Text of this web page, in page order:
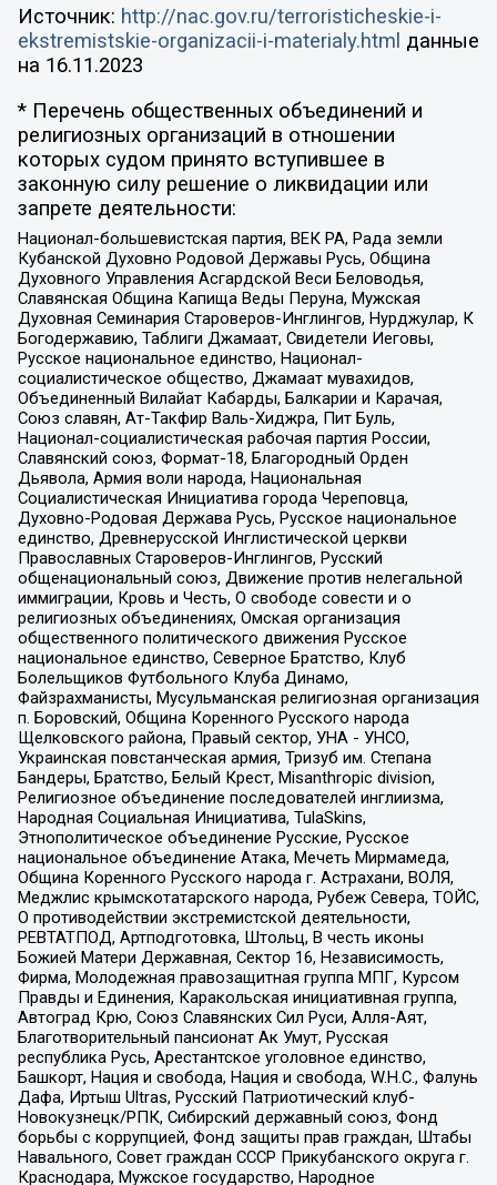
Источник: http://nac.gov.ru/terroristicheskie-i-
ekstremistskie-organizacii-i-materialy.html данные
на 16.11.2023
* Перечень общественных объединений и
религиозных организаций в отношении
которых судом принято вступившее в
законную силу решение о ликвидации или
запрете деятельности:
Национал-большевистская партия, ВЕК РА, Рада земли
Кубанской Духовно Родовой Державы Русь, Община
Духовного Управления Асгардской Веси Беловодья,
Славянская Община Капища Веды Перуна, Мужская
Духовная Семинария Староверов-Инглингов, Нурджулар, К
Богодержавию, Таблиги Джамаат, Свидетели Иеговы,
Русское национальное единство, Национал-
социалистическое общество, Джамаат мувахидов,
Объединенный Вилайат Кабарды, Балкарии и Карачая,
Союз славян, Ат-Такфир Валь-Хиджра, Пит Буль,
Национал-социалистическая рабочая партия России,
Славянский союз, Формат-18, Благородный Орден
Дьявола, Армия воли народа, Национальная
Социалистическая Инициатива города Череповца,
Духовно-Родовая Держава Русь, Русское национальное
единство, Древнерусской Инглистической церкви
Православных Староверов-Инглингов, Русский
общенациональный союз, Движение против нелегальной
иммиграции, Кровь и Честь, О свободе совести и о
религиозных объединениях, Омская организация
общественного политического движения Русское
национальное единство, Северное Братство, Клуб
Болельщиков Футбольного Клуба Динамо,
Файзрахманисты, Мусульманская религиозная организация
п. Боровский, Община Коренного Русского народа
Щелковского района, Правый сектор, УНА - УНСО,
Украинская повстанческая армия, Тризуб им. Степана
Бандеры, Братство, Белый Крест, Misanthropic division,
Религиозное объединение последователей инглиизма,
Народная Социальная Инициатива, TulaSkins,
Этнополитическое объединение Русские, Русское
национальное объединение Атака, Мечеть Мирмамеда,
Община Коренного Русского народа г. Астрахани, ВОЛЯ,
Меджлис крымскотатарского народа, Рубеж Севера, ТОЙС,
О противодействии экстремистской деятельности,
РЕВТАТПОД, Артподготовка, Штольц, В честь иконы
Божией Матери Державная, Сектор 16, Независимость,
Фирма, Молодежная правозащитная группа МПГ, Курсом
Правды и Единения, Каракольская инициативная группа,
Автоград Крю, Союз Славянских Сил Руси, Алля-Аят,
Благотворительный пансионат Ак Умут, Русская
республика Русь, Арестантское уголовное единство,
Башкорт, Нация и свобода, Нация и свобода, W.H.С., Фалунь
Дафа, Иртыш Ultras, Русский Патриотический клуб-
Новокузнецк/РПК, Сибирский державный союз, Фонд
борьбы с коррупцией, Фонд защиты прав граждан, Штабы
Навального, Совет граждан СССР Прикубанского округа г.
Краснодара, Мужское государство, Народное